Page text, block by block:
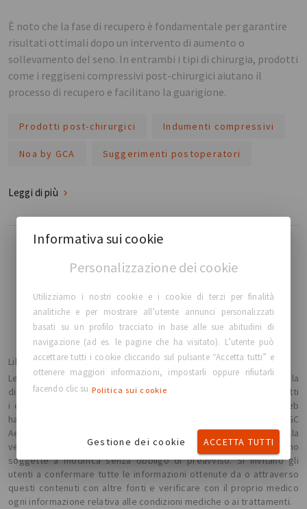
È noto che la fase di recupero è fondamentale per garantire
risultati ottimali dopo un intervento di aumento o
sollevamento del seno. In entrambi i tipi di chirurgia, prodotti
come i reggiseni compressivi post-chirurgici aiutano il
processo di recupero e facilitano la guarigione.
Prodotti post-chirurgici Indumenti compressivi
Noa by GCA Suggerimenti postoperatori
Leggi di più
Liberatoria:
Le presenti informazioni non intendono sostituire la consulenza, la
diagnosi o il trattamento da parte di un medico professionista. Tutti
i contenuti e le informazioni presenti o forniti in questo sito web
hanno uno scopo unicamente di informazione generale. GC
Aesthetics® non si assume alcuna responsabilità in merito alla
veridicità delle informazioni ivi contenute e tali informazioni sono
soggette a modifica senza obbligo di preavviso. Si invitano gli
utenti a confermare tutte le informazioni ottenute da o attraverso
questi contenuti con altre fonti e verificare con il proprio medico
ogni informazione relativa alle condizioni mediche o ai trattamenti.
Informativa sui cookie
Personalizzazione dei cookie
Utilizziamo i nostri cookie e i cookie di terzi per finalità
analitiche e per mostrare all’utente annunci personalizzati
basati su un profilo tracciato in base alle sue abitudini di
navigazione (ad es. le pagine che ha visitato). L’utente può
accettare tutti i cookie cliccando sul pulsante “Accetta tutti” e
ottenere maggiori informazioni, impostarli oppure rifiutarli
facendo clic su Politica sui cookie
Gestione dei cookie ACCETTA TUTTI